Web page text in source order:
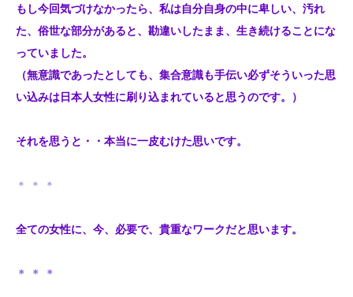
もし今回気づけなかったら、私は自分自身の中に卑しい、汚れ
た、俗世な部分があると、勘違いしたまま、生き続けることにな
っていました。
（無意識であったとしても、集合意識も手伝い必ずそういった思
い込みは日本人女性に刷り込まれていると思うのです。）
それを思うと・・本当に一皮むけた思いです。
＊ ＊ ＊
全ての女性に、今、必要で、貴重なワークだと思います。
＊ ＊ ＊